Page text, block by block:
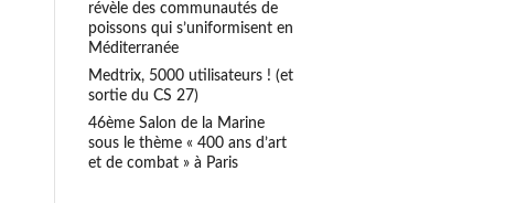
révèle des communautés de
poissons qui s’uniformisent en
Méditerranée
Medtrix, 5000 utilisateurs ! (et
sortie du CS 27)
46ème Salon de la Marine
sous le thème « 400 ans d’art
et de combat » à Paris